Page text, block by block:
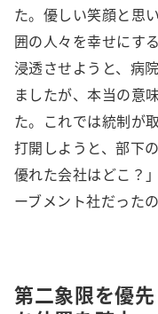
た。優しい笑顔と思
囲の人々を幸せにす
浸透させようと、病
ましたが、本当の意
た。これでは統制が
打開しようと、部下
優れた会社はどこ？
ーブメント社だったの
第二象限を優